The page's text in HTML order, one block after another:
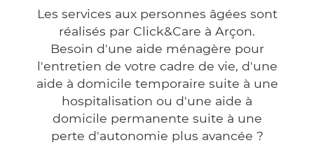
Les services aux personnes âgées sont
réalisés par Click&Care à Arçon.
Besoin d'une aide ménagère pour
l'entretien de votre cadre de vie, d'une
aide à domicile temporaire suite à une
hospitalisation ou d'une aide à
domicile permanente suite à une
perte d'autonomie plus avancée ?